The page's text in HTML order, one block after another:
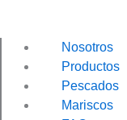
Nosotros
Productos
Pescados
Mariscos